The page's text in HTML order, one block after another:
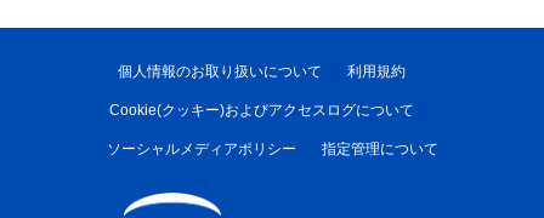
個人情報のお取り扱いについて 利用規約
Cookie(クッキー)およびアクセスログについて
ソーシャルメディアポリシー 指定管理について